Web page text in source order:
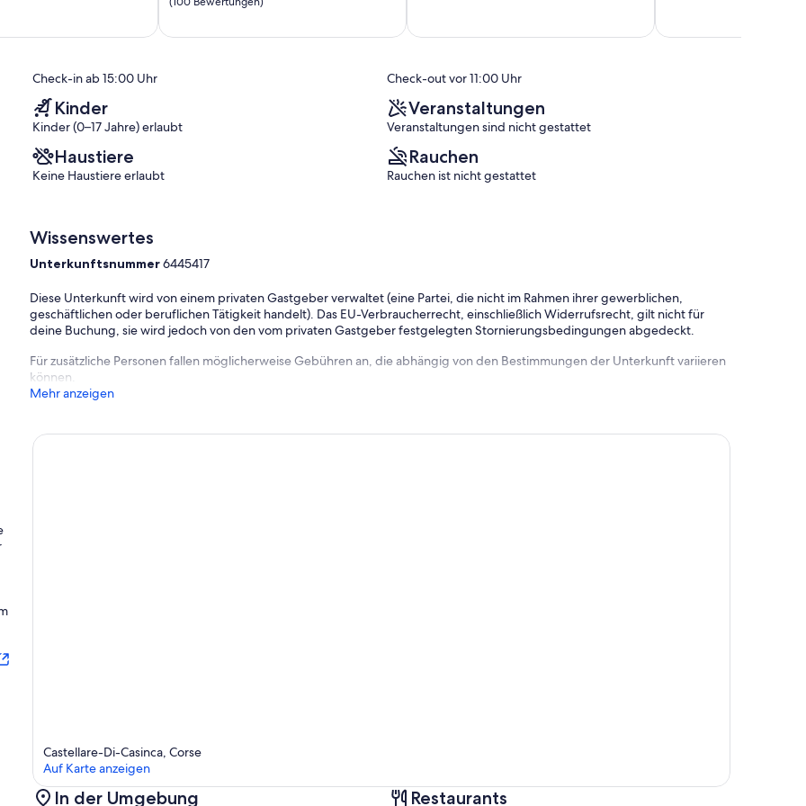
Außergewöhnlich,
Lucia-
Hervorragend,
Check-in ab 15:00 Uhr Check-out vor 11:00 Uhr
Kinder
Kinder (0–17 Jahre) erlaubt
Veranstaltungen
Veranstaltungen sind nicht gestattet
Haustiere
Keine Haustiere erlaubt
Rauchen
Rauchen ist nicht gestattet
Wissenswertes
Unterkunftsnummer6445417
Diese Unterkunft wird von einem privaten Gastgeber verwaltet (eine Partei, die nicht im Rahmen ihrer gewerblichen,
geschäftlichen oder beruflichen Tätigkeit handelt). Das EU-Verbraucherrecht, einschließlich Widerrufsrecht, gilt nicht für
deine Buchung, sie wird jedoch von den vom privaten Gastgeber festgelegten Stornierungsbedingungen abgedeckt.
Für zusätzliche Personen fallen möglicherweise Gebühren an, die abhängig von den Bestimmungen der Unterkunft variieren
können.
Mehr anzeigen
Castellare-Di-Casinca, Corse
Auf Karte anzeigen
In der Umgebung Restaurants